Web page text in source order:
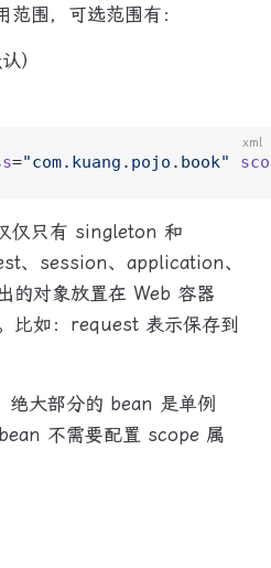
围，可选范围有：
）
xml
="com.kuang.pojo.book"
仅只有 singleton 和
、session、application、
的对象放置在 Web 容器
比如：request 表示保存到
绝大部分的 bean 是单例
不需要配置 scope 属